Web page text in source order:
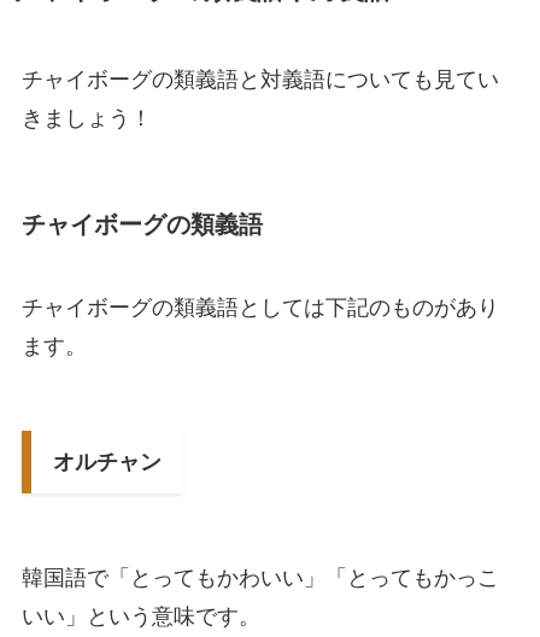
チャイボーグの類義語と対義語についても見てい
きましょう！
チャイボーグの類義語
チャイボーグの類義語としては下記のものがあり
ます。
オルチャン
韓国語で「とってもかわいい」「とってもかっこ
いい」という意味です。